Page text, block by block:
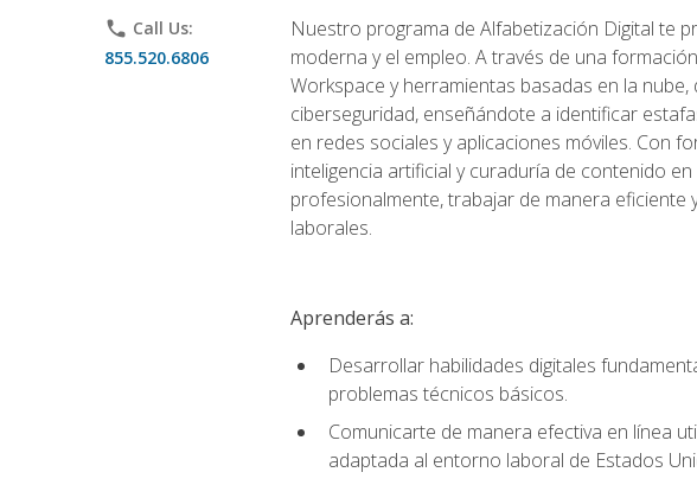
phone Call Us:
855.520.6806
Nuestro programa de Alfabetización Digital te
moderna y el empleo. A través de una
Workspace y herramientas basadas en la
ciberseguridad, enseñándote a identificar
en redes sociales y aplicaciones móviles. Con
inteligencia artificial y curaduría de contenido
profesionalmente, trabajar de manera
laborales.
Aprenderás a:
Desarrollar habilidades digitales
problemas técnicos básicos.
Comunicarte de manera efectiva en línea
adaptada al entorno laboral de Estados